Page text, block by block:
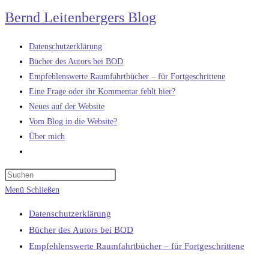
Zum
Inhalt
springen
Bernd Leitenbergers Blog
Datenschutzerklärung
Bücher des Autors bei BOD
Empfehlenswerte Raumfahrtbücher – für Fortgeschrittene
Eine Frage oder ihr Kommentar fehlt hier?
Neues auf der Website
Vom Blog in die Website?
Über mich
umschalten
Menü Schließen
Datenschutzerklärung
Bücher des Autors bei BOD
Empfehlenswerte Raumfahrtbücher – für Fortgeschrittene